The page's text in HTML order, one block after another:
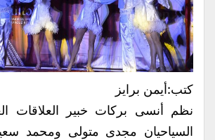
كتب:أيمن برايز
نظم أنسى بركات خبير العلاقات
السياحيان مجدى متولى ومحمد